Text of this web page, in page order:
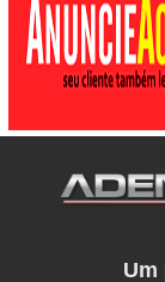
Um